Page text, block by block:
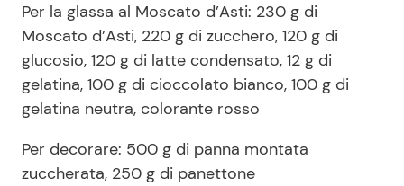
Per la glassa al Moscato d’Asti: 230 g di
Moscato d’Asti, 220 g di zucchero, 120 g di
glucosio, 120 g di latte condensato, 12 g di
gelatina, 100 g di cioccolato bianco, 100 g di
gelatina neutra, colorante rosso
Per decorare: 500 g di panna montata
zuccherata, 250 g di panettone